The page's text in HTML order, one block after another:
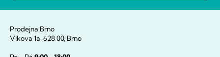
Prodejna Brno
Vlkova 1a, 628 00, Brno